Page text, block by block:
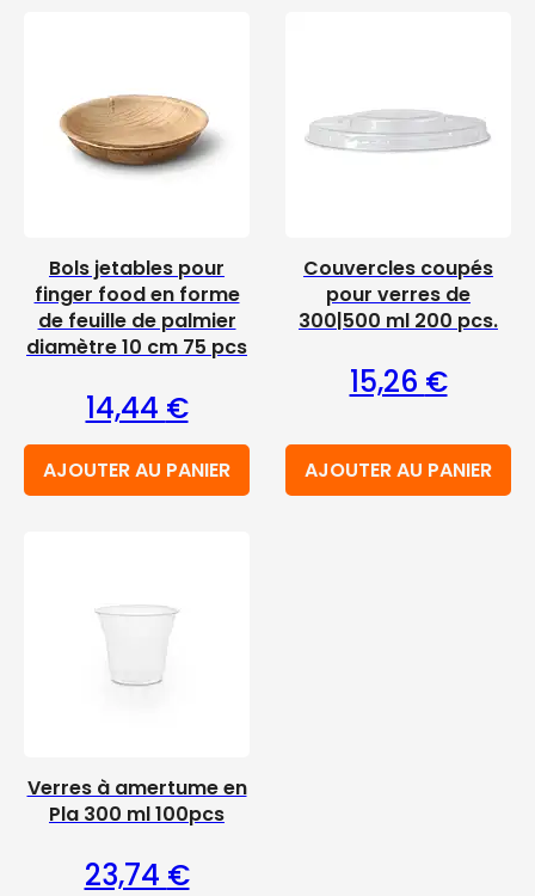
Bols jetables pour
finger food en forme
de feuille de palmier
diamètre 10 cm 75 pcs
14,44 €
AJOUTER AU PANIER
Couvercles coupés
pour verres de
300|500 ml 200 pcs.
15,26 €
AJOUTER AU PANIER
Verres à amertume en
Pla 300 ml 100pcs
23,74 €